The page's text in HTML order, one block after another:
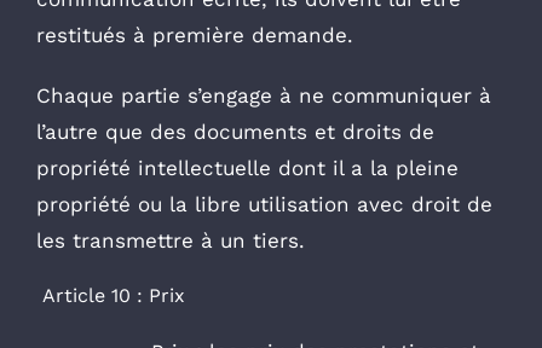
restitués à première demande.
Chaque partie s’engage à ne communiquer à
l’autre que des documents et droits de
propriété intellectuelle dont il a la pleine
propriété ou la libre utilisation avec droit de
les transmettre à un tiers.
Article 10 : Prix